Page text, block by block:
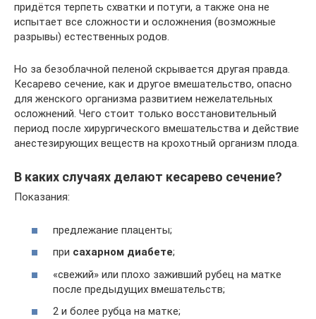
придётся терпеть схватки и потуги, а также она не
испытает все сложности и осложнения (возможные
разрывы) естественных родов.
Но за безоблачной пеленой скрывается другая правда.
Кесарево сечение, как и другое вмешательство, опасно
для женского организма развитием нежелательных
осложнений. Чего стоит только восстановительный
период после хирургического вмешательства и действие
анестезирующих веществ на крохотный организм плода.
В каких случаях делают кесарево сечение?
Показания:
предлежание плаценты;
при сахарном диабете;
«свежий» или плохо заживший рубец на матке
после предыдущих вмешательств;
2 и более рубца на матке;